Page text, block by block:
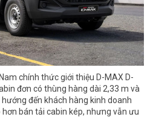
chính thức giới thiệu D-MAX D-
đơn có thùng hàng dài 2,33 m và
đến khách hàng kinh doanh
bán tải cabin kép, nhưng vẫn ưu